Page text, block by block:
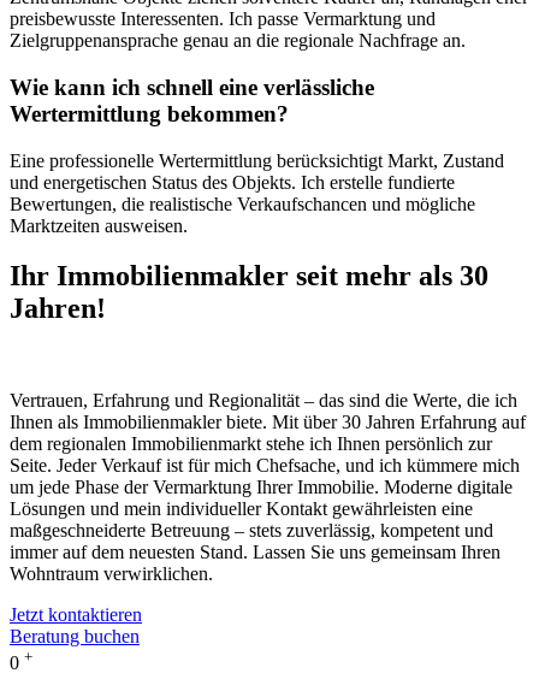
preisbewusste Interessenten. Ich passe Vermarktung und
Zielgruppenansprache genau an die regionale Nachfrage an.
Wie kann ich schnell eine verlässliche
Wertermittlung bekommen?
Eine professionelle Wertermittlung berücksichtigt Markt, Zustand
und energetischen Status des Objekts. Ich erstelle fundierte
Bewertungen, die realistische Verkaufschancen und mögliche
Marktzeiten ausweisen.
Ihr Immobilienmakler seit mehr als 30
Jahren!
Vertrauen, Erfahrung und Regionalität – das sind die Werte, die ich
Ihnen als Immobilienmakler biete. Mit über 30 Jahren Erfahrung auf
dem regionalen Immobilienmarkt stehe ich Ihnen persönlich zur
Seite. Jeder Verkauf ist für mich Chefsache, und ich kümmere mich
um jede Phase der Vermarktung Ihrer Immobilie. Moderne digitale
Lösungen und mein individueller Kontakt gewährleisten eine
maßgeschneiderte Betreuung – stets zuverlässig, kompetent und
immer auf dem neuesten Stand. Lassen Sie uns gemeinsam Ihren
Wohntraum verwirklichen.
Jetzt kontaktieren
Beratung buchen
0 +